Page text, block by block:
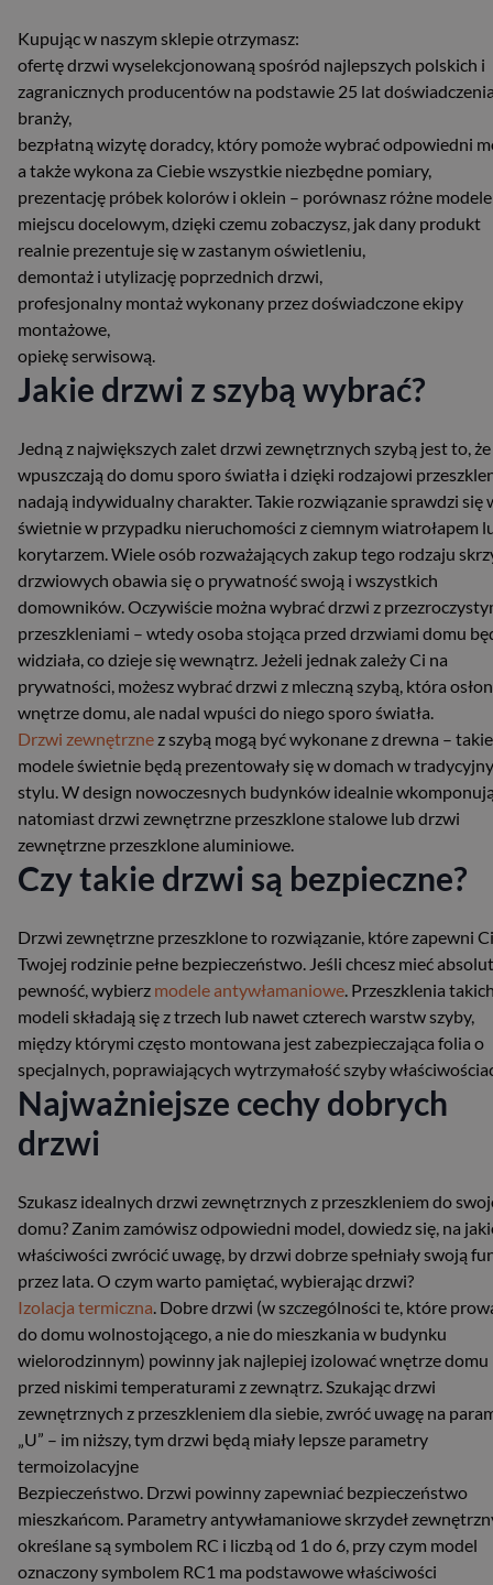
Kupując w naszym sklepie otrzymasz:
ofertę drzwi wyselekcjonowaną spośród najlepszych polskich i
zagranicznych producentów na podstawie 25 lat
branży,
bezpłatną wizytę doradcy, który pomoże wybrać odpowiedni
a także wykona za Ciebie wszystkie niezbędne pomiary,
prezentację próbek kolorów i oklein – porównasz różne
miejscu docelowym, dzięki czemu zobaczysz, jak dany produkt
realnie prezentuje się w zastanym oświetleniu,
demontaż i utylizację poprzednich drzwi,
profesjonalny montaż wykonany przez doświadczone ekipy
montażowe,
opiekę serwisową.
Jakie drzwi z szybą wybrać?
Jedną z największych zalet drzwi zewnętrznych szybą jest to, że
wpuszczają do domu sporo światła i dzięki rodzajowi
nadają indywidualny charakter. Takie rozwiązanie sprawdzi się
świetnie w przypadku nieruchomości z ciemnym wiatrołapem
korytarzem. Wiele osób rozważających zakup tego rodzaju
drzwiowych obawia się o prywatność swoją i wszystkich
domowników. Oczywiście można wybrać drzwi z
przeszkleniami – wtedy osoba stojąca przed drzwiami domu
widziała, co dzieje się wewnątrz. Jeżeli jednak zależy Ci na
prywatności, możesz wybrać drzwi z mleczną szybą, która
wnętrze domu, ale nadal wpuści do niego sporo światła.
Drzwi zewnętrznez szybą mogą być wykonane z drewna – takie
modele świetnie będą prezentowały się w domach w
stylu. W design nowoczesnych budynków idealnie
natomiast drzwi zewnętrzne przeszklone stalowe lub drzwi
zewnętrzne przeszklone aluminiowe.
Czy takie drzwi są bezpieczne?
Drzwi zewnętrzne przeszklone to rozwiązanie, które zapewni
Twojej rodzinie pełne bezpieczeństwo. Jeśli chcesz mieć
pewność, wybierz modele antywłamaniowe. Przeszklenia
modeli składają się z trzech lub nawet czterech warstw szyby,
między którymi często montowana jest zabezpieczająca folia o
specjalnych, poprawiających wytrzymałość szyby
Najważniejsze cechy dobrych
drzwi
Szukasz idealnych drzwi zewnętrznych z przeszkleniem do
domu? Zanim zamówisz odpowiedni model, dowiedz się, na
właściwości zwrócić uwagę, by drzwi dobrze spełniały swoją
przez lata. O czym warto pamiętać, wybierając drzwi?
Izolacja termiczna. Dobre drzwi (w szczególności te, które
do domu wolnostojącego, a nie do mieszkania w budynku
wielorodzinnym) powinny jak najlepiej izolować wnętrze domu
przed niskimi temperaturami z zewnątrz. Szukając drzwi
zewnętrznych z przeszkleniem dla siebie, zwróć uwagę na
„U” – im niższy, tym drzwi będą miały lepsze parametry
termoizolacyjne
Bezpieczeństwo. Drzwi powinny zapewniać bezpieczeństwo
mieszkańcom. Parametry antywłamaniowe skrzydeł
określane są symbolem RC i liczbą od 1 do 6, przy czym model
oznaczony symbolem RC1 ma podstawowe właściwości